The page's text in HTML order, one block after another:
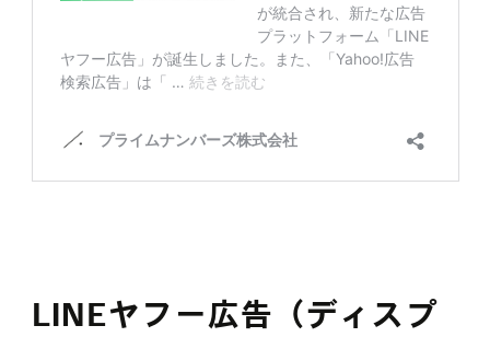
LINEヤフー広告（ディスプ